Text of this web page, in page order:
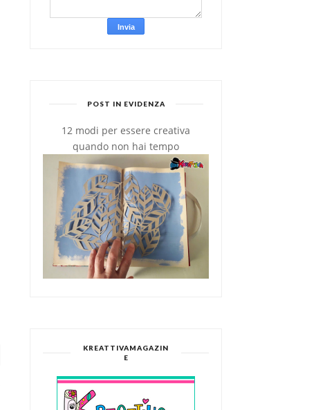
MUG CAKE: DOLCE AL
MICROONDE IN 5 M...
POST IN EVIDENZA
12 modi per essere creativa
quando non hai tempo
KREATTIVAMAGAZIN
E